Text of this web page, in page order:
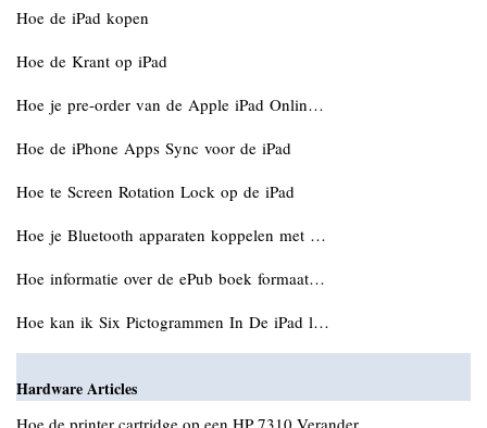
Hoe de iPad kopen
Hoe de Krant op iPad
Hoe je pre-order van de Apple iPad Onlin…
Hoe de iPhone Apps Sync voor de iPad
Hoe te Screen Rotation Lock op de iPad
Hoe je Bluetooth apparaten koppelen met …
Hoe informatie over de ePub boek formaat…
Hoe kan ik Six Pictogrammen In De iPad l…
Hardware Articles
Hoe de printer cartridge op een HP 7310 Verander